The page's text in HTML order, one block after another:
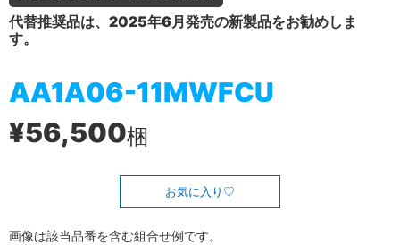
代替推奨品は、2025年6月発売の新製品をお勧めしま
す。
AA1A06-11MWFCU
¥56,500梱
お気に入り
画像は該当品番を含む組合せ例です。